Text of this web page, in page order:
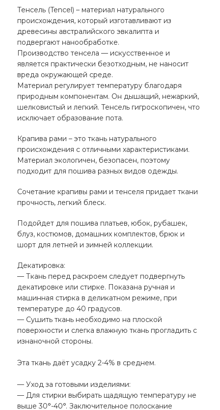
Тенсель (Tencel) – материал натурального
происхождения, который изготавливают из
древесины австралийского эвкалипта и
подвергают нанообработке.
Производство тенсела — искусственное и
является практически безотходным, не наносит
вреда окружающей среде.
Материал регулирует температуру благодаря
природным компонентам. Он дышащий, нежаркий,
шелковистый и легкий. Тенсель гигроскопичен, что
исключает образование пота.
Крапива рами – это ткань натурального
происхождения с отличными характеристиками.
Материал экологичен, безопасен, поэтому
подходит для пошива разных видов одежды.
Сочетание крапивы рами и тенселя придает ткани
прочность, легкий блеск.
Подойдет для пошива платьев, юбок, рубашек,
блуз, костюмов, домашних комплектов, брюк и
шорт для летней и зимней коллекции.
Декатировка:
— Ткань перед раскроем следует подвергнуть
декатировке или стирке. Показана ручная и
машинная стирка в деликатном режиме, при
температуре до 40 градусов.
— Сушить ткань необходимо на плоской
поверхности и слегка влажную ткань прогладить с
изнаночной стороны.
Эта ткань даёт усадку 2-4% в среднем.
— Уход за готовыми изделиями:
— Для стирки выбирать щадящую температуру не
выше 30°-40°. Заключительное полоскание